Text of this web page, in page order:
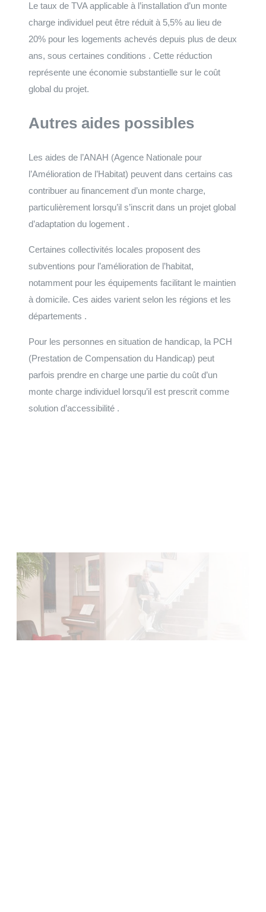
Le taux de TVA applicable à l’installation d’un monte
charge individuel peut être réduit à 5,5% au lieu de
20% pour les logements achevés depuis plus de deux
ans, sous certaines conditions . Cette réduction
représente une économie substantielle sur le coût
global du projet.
Autres aides possibles
Les aides de l’ANAH (Agence Nationale pour
l’Amélioration de l’Habitat) peuvent dans certains cas
contribuer au financement d’un monte charge,
particulièrement lorsqu’il s’inscrit dans un projet global
d’adaptation du logement .
Certaines collectivités locales proposent des
subventions pour l’amélioration de l’habitat,
notamment pour les équipements facilitant le maintien
à domicile. Ces aides varient selon les régions et les
départements .
Pour les personnes en situation de handicap, la PCH
(Prestation de Compensation du Handicap) peut
parfois prendre en charge une partie du coût d’un
monte charge individuel lorsqu’il est prescrit comme
solution d’accessibilité .